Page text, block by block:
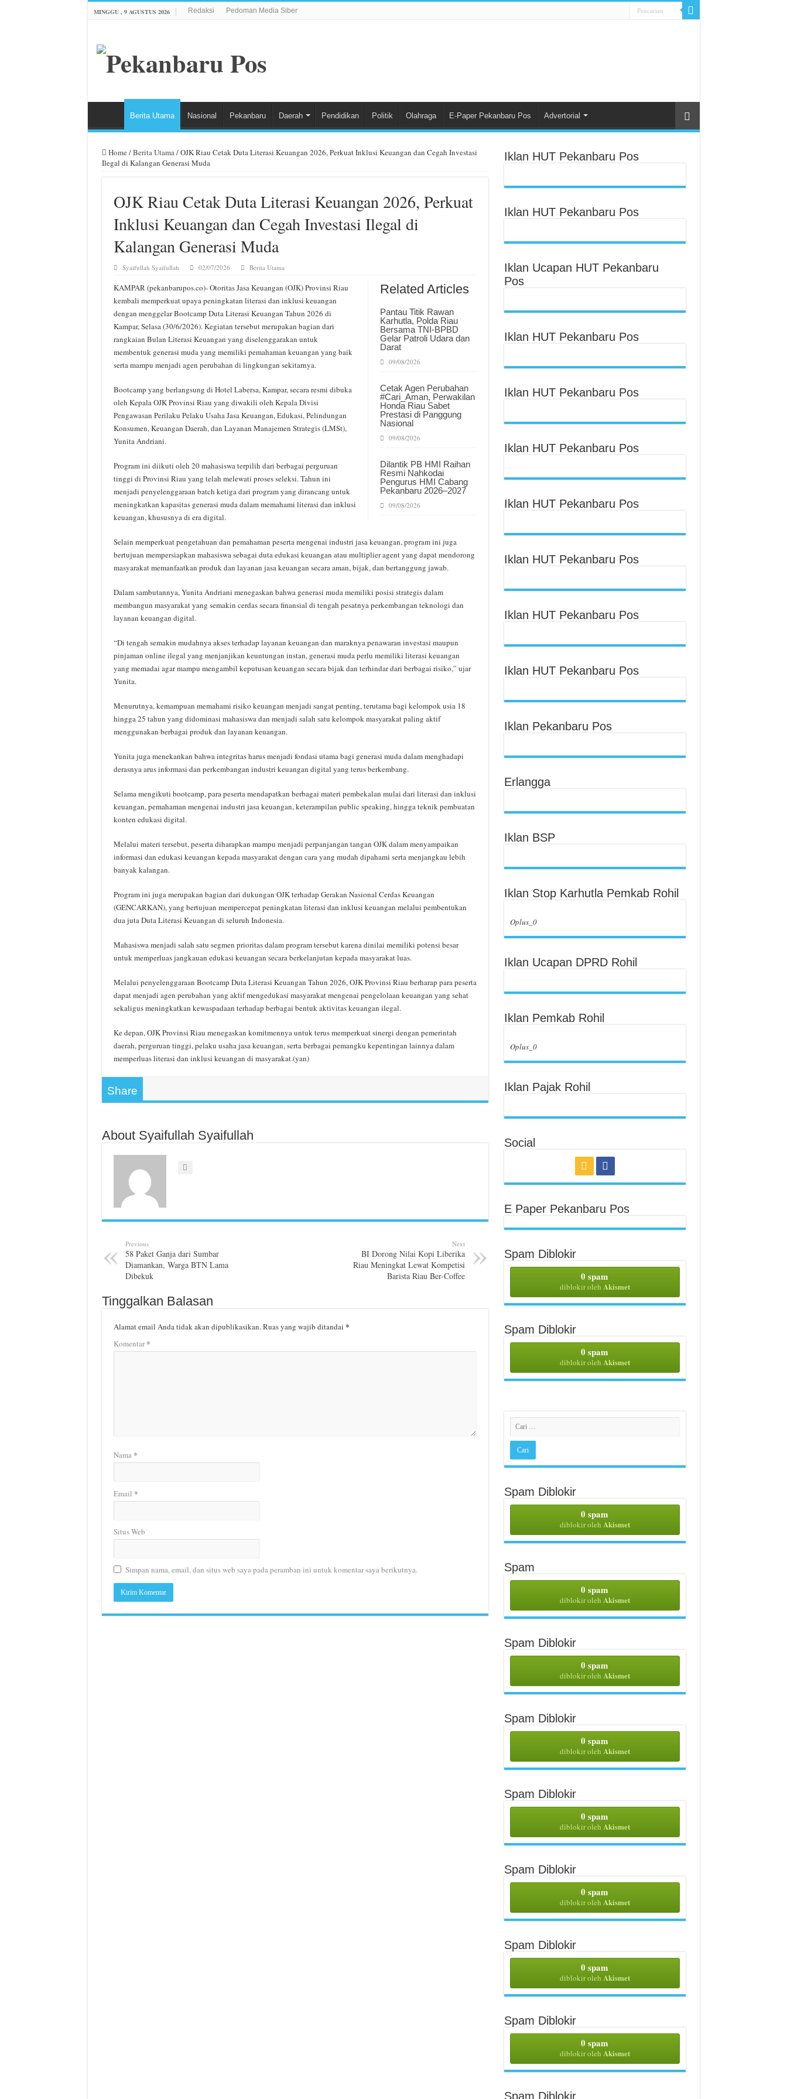
MINGGU , 9 AGUSTUS 2026 Redaksi Pedoman Media Siber
Berita Utama Nasional Pekanbaru Daerah Pendidikan Politik Olahraga E-Paper Pekanbaru Pos Advertorial
Home /Berita Utama/OJK Riau Cetak Duta Literasi Keuangan 2026, Perkuat Inklusi Keuangan dan Cegah Investasi
Ilegal di Kalangan Generasi Muda
OJK Riau Cetak Duta Literasi Keuangan 2026, Perkuat
Inklusi Keuangan dan Cegah Investasi Ilegal di
Kalangan Generasi Muda
Syaifullah Syaifullah 02/07/2026 Berita Utama
Related Articles
Pantau Titik Rawan
Karhutla, Polda Riau
Bersama TNI-BPBD
Gelar Patroli Udara dan
Darat
09/08/2026
Cetak Agen Perubahan
#Cari_Aman, Perwakilan
Honda Riau Sabet
Prestasi di Panggung
Nasional
09/08/2026
Dilantik PB HMI Raihan
Resmi Nahkodai
Pengurus HMI Cabang
Pekanbaru 2026–2027
09/08/2026
KAMPAR (pekanbarupos.co)- Otoritas Jasa Keuangan (OJK) Provinsi Riau
kembali memperkuat upaya peningkatan literasi dan inklusi keuangan
dengan menggelar Bootcamp Duta Literasi Keuangan Tahun 2026 di
Kampar, Selasa (30/6/2026). Kegiatan tersebut merupakan bagian dari
rangkaian Bulan Literasi Keuangan yang diselenggarakan untuk
membentuk generasi muda yang memiliki pemahaman keuangan yang baik
serta mampu menjadi agen perubahan di lingkungan sekitarnya.
Bootcamp yang berlangsung di Hotel Labersa, Kampar, secara resmi dibuka
oleh Kepala OJK Provinsi Riau yang diwakili oleh Kepala Divisi
Pengawasan Perilaku Pelaku Usaha Jasa Keuangan, Edukasi, Pelindungan
Konsumen, Keuangan Daerah, dan Layanan Manajemen Strategis (LMSt),
Yunita Andriani.
Program ini diikuti oleh 20 mahasiswa terpilih dari berbagai perguruan
tinggi di Provinsi Riau yang telah melewati proses seleksi. Tahun ini
menjadi penyelenggaraan batch ketiga dari program yang dirancang untuk
meningkatkan kapasitas generasi muda dalam memahami literasi dan inklusi
keuangan, khususnya di era digital.
Selain memperkuat pengetahuan dan pemahaman peserta mengenai industri jasa keuangan, program ini juga
bertujuan mempersiapkan mahasiswa sebagai duta edukasi keuangan atau multiplier agent yang dapat mendorong
masyarakat memanfaatkan produk dan layanan jasa keuangan secara aman, bijak, dan bertanggung jawab.
Dalam sambutannya, Yunita Andriani menegaskan bahwa generasi muda memiliki posisi strategis dalam
membangun masyarakat yang semakin cerdas secara finansial di tengah pesatnya perkembangan teknologi dan
layanan keuangan digital.
“Di tengah semakin mudahnya akses terhadap layanan keuangan dan maraknya penawaran investasi maupun
pinjaman online ilegal yang menjanjikan keuntungan instan, generasi muda perlu memiliki literasi keuangan
yang memadai agar mampu mengambil keputusan keuangan secara bijak dan terhindar dari berbagai risiko,” ujar
Yunita.
Menurutnya, kemampuan memahami risiko keuangan menjadi sangat penting, terutama bagi kelompok usia 18
hingga 25 tahun yang didominasi mahasiswa dan menjadi salah satu kelompok masyarakat paling aktif
menggunakan berbagai produk dan layanan keuangan.
Yunita juga menekankan bahwa integritas harus menjadi fondasi utama bagi generasi muda dalam menghadapi
derasnya arus informasi dan perkembangan industri keuangan digital yang terus berkembang.
Selama mengikuti bootcamp, para peserta mendapatkan berbagai materi pembekalan mulai dari literasi dan inklusi
keuangan, pemahaman mengenai industri jasa keuangan, keterampilan public speaking, hingga teknik pembuatan
konten edukasi digital.
Melalui materi tersebut, peserta diharapkan mampu menjadi perpanjangan tangan OJK dalam menyampaikan
informasi dan edukasi keuangan kepada masyarakat dengan cara yang mudah dipahami serta menjangkau lebih
banyak kalangan.
Program ini juga merupakan bagian dari dukungan OJK terhadap Gerakan Nasional Cerdas Keuangan
(GENCARKAN), yang bertujuan mempercepat peningkatan literasi dan inklusi keuangan melalui pembentukan
dua juta Duta Literasi Keuangan di seluruh Indonesia.
Mahasiswa menjadi salah satu segmen prioritas dalam program tersebut karena dinilai memiliki potensi besar
untuk memperluas jangkauan edukasi keuangan secara berkelanjutan kepada masyarakat luas.
Melalui penyelenggaraan Bootcamp Duta Literasi Keuangan Tahun 2026, OJK Provinsi Riau berharap para peserta
dapat menjadi agen perubahan yang aktif mengedukasi masyarakat mengenai pengelolaan keuangan yang sehat
sekaligus meningkatkan kewaspadaan terhadap berbagai bentuk aktivitas keuangan ilegal.
Ke depan, OJK Provinsi Riau menegaskan komitmennya untuk terus memperkuat sinergi dengan pemerintah
daerah, perguruan tinggi, pelaku usaha jasa keuangan, serta berbagai pemangku kepentingan lainnya dalam
memperluas literasi dan inklusi keuangan di masyarakat.(yan)
Share
About Syaifullah Syaifullah
Previous
58 Paket Ganja dari Sumbar
Diamankan, Warga BTN Lama
Dibekuk
Next
BI Dorong Nilai Kopi Liberika
Riau Meningkat Lewat Kompetisi
Barista Riau Ber-Coffee
Tinggalkan Balasan
Alamat email Anda tidak akan dipublikasikan.Ruas yang wajib ditandai *
Komentar*
Nama *
Email *
Situs Web
Simpan nama, email, dan situs web saya pada peramban ini untuk komentar saya berikutnya.
Iklan HUT Pekanbaru Pos
Iklan HUT Pekanbaru Pos
Iklan Ucapan HUT Pekanbaru
Pos
Iklan HUT Pekanbaru Pos
Iklan HUT Pekanbaru Pos
Iklan HUT Pekanbaru Pos
Iklan HUT Pekanbaru Pos
Iklan HUT Pekanbaru Pos
Iklan HUT Pekanbaru Pos
Iklan HUT Pekanbaru Pos
Iklan Pekanbaru Pos
Erlangga
Iklan BSP
Iklan Stop Karhutla Pemkab Rohil
Oplus_0
Iklan Ucapan DPRD Rohil
Iklan Pemkab Rohil
Oplus_0
Iklan Pajak Rohil
Social
E Paper Pekanbaru Pos
Spam Diblokir
0 spam
diblokir oleh Akismet
Spam Diblokir
0 spam
diblokir oleh Akismet
Spam Diblokir
0 spam
diblokir oleh Akismet
Spam
0 spam
diblokir oleh Akismet
Spam Diblokir
0 spam
diblokir oleh Akismet
Spam Diblokir
0 spam
diblokir oleh Akismet
Spam Diblokir
0 spam
diblokir oleh Akismet
Spam Diblokir
0 spam
diblokir oleh Akismet
Spam Diblokir
0 spam
diblokir oleh Akismet
Spam Diblokir
0 spam
diblokir oleh Akismet
Spam Diblokir